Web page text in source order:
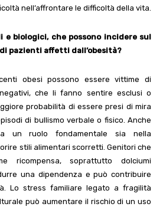
nell’affrontare le difficoltà della vita.
biologici, che possono incidere sul
pazienti affetti dall’obesità?
obesi possono essere vittime di
che li fanno sentire esclusi o
probabilità di essere presi di mira
di bullismo verbale o fisico. Anche
un ruolo fondamentale sia nella
stili alimentari scorretti. Genitori che
ricompensa, soprattutto dolciumi
una dipendenza e può contribuire
Lo stress familiare legato a fragilità
può aumentare il rischio di un uso